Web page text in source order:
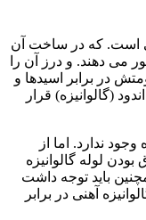
است. که در ساخت آن
می دهند. و درز آن را
در برابر اسیدها و
(گالوانیزه) قرار
ندارد. اما از
لوله گالوانیزه
باید توجه داشت
آهنی در برابر